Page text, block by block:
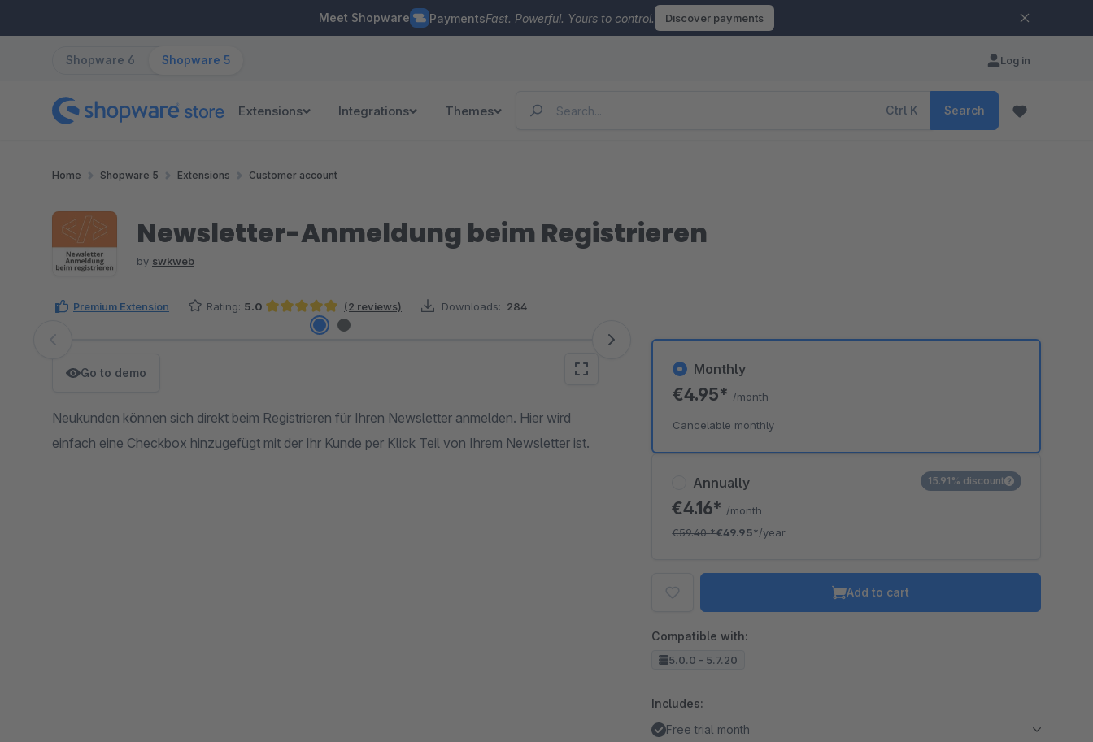
Meet Shopware PaymentsFast. Powerful. Yours to control. Discover payments
Shopware 6 Shopware 5 Log in
Extensions Integrations Themes Ctrl K Search
Home Shopware 5 Extensions Customer account
Newsletter-Anmeldung beim Registrieren
by swkweb
Premium Extension Rating: 5.0
Average rating of 5 out of 5 stars
(2 reviews) Downloads: 284
Skip image gallery
Go to demo
Neukunden können sich direkt beim Registrieren für Ihren Newsletter anmelden. Hier wird
einfach eine Checkbox hinzugefügt mit der Ihr Kunde per Klick Teil von Ihrem Newsletter ist.
Annually
€4.16* /month
€59.40*€49.95*/year
15.91% discount
Monthly
€4.95* /month
Cancelable monthly
Add to cart
Compatible with:
5.0.0 - 5.7.20
Includes:
Free trial month